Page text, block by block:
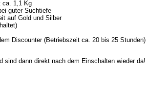
ca. 1,1 Kg
guter Suchtiefe
auf Gold und Silber
Discounter (Betriebszeit ca. 20 bis 25 Stunden)
sind dann direkt nach dem Einschalten wieder da!